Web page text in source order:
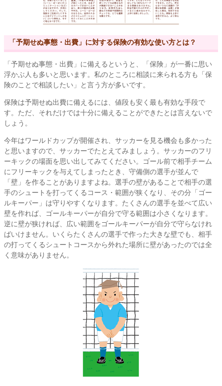
「予期せぬ事態・出費」に対する保険の有効な使い方とは？
「予期せぬ事態・出費」に備えるというと、「保険」が一番に思い
浮かぶ人も多いと思います。私のところに相談に来られる方も「保
険のことで相談したい」と言う方が多いです。
保険は予期せぬ出費に備えるには、値段も安く最も有効な手段で
す。ただ、それだけでは十分に備えることができたとは言えないで
しょう。
今年はワールドカップが開催され、サッカーを見る機会も多かった
と思いますので、サッカーでたとえてみましょう。サッカーのフリ
ーキックの場面を思い出してみてください。ゴール前で相手チーム
にフリーキックを与えてしまったとき、守備側の選手が並んで
「壁」を作ることがありますよね。選手の壁があることで相手の選
手のシュートを打ってくるコース・範囲が狭くなり、その分「ゴー
ルキーパー」は守りやすくなります。たくさんの選手を並べて広い
壁を作れば、ゴールキーパーが自分で守る範囲は小さくなります。
逆に壁が狭ければ、広い範囲をゴールキーパーが自分で守らなけれ
ばいけません。いくらたくさんの選手で作った大きな壁でも、相手
の打ってくるシュートコースから外れた場所に壁があったのでは全
く意味がありません。